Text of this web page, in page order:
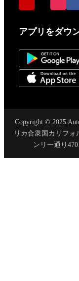
アプリをダウ
Copyright © 2025
リカ合衆国カリフ
ンリー通り